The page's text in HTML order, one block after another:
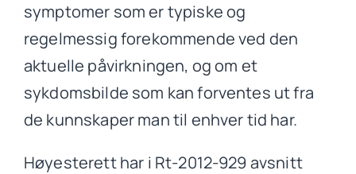
symptomer som er typiske og
regelmessig forekommende ved den
aktuelle påvirkningen, og om et
sykdomsbilde som kan forventes ut fra
de kunnskaper man til enhver tid har.
Høyesterett har i Rt-2012-929 avsnitt